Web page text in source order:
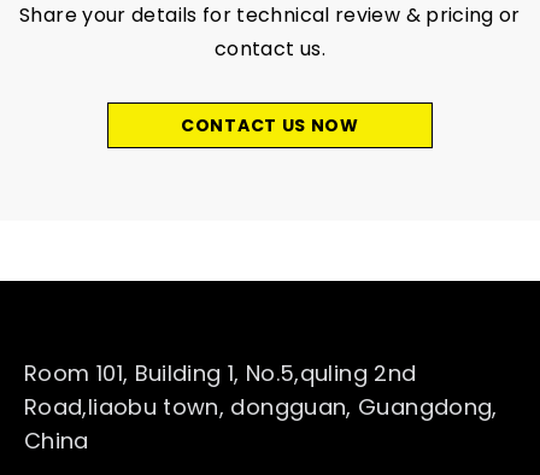
Share your details for technical review & pricing or
contact us.
CONTACT US NOW
Room 101, Building 1, No.5,quling 2nd
Road,liaobu town, dongguan, Guangdong,
China